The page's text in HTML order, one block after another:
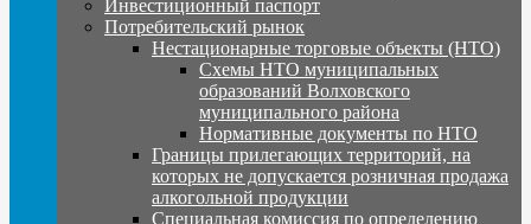
Инвестиционный паспорт
Потребительский рынок
Нестационарные торговые объекты (НТО)
Схемы НТО муниципальных
образований Волховского
муниципального района
Нормативные документы по НТО
Границы прилегающих территорий, на
которых не допускается розничная продажа
алкогольной продукции
Специальная комиссия по определению